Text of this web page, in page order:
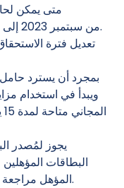
7. متى يمكن
من سبتمبر 2023 إلى 31 أغسطس 2027 ("فترة الاستحقاق").
بمجرد أن يسترد حامل
ويبدأ في استخدام
يجوز لمُصدر
البطاقات
المؤهل مراجعة جهة إصدار البطاقة قبل استرداد الميزة.